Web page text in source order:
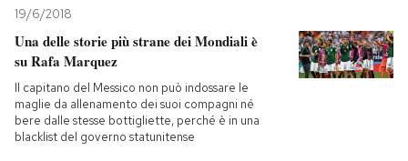
19/6/2018
Una delle storie più strane dei Mondiali è
su Rafa Marquez
Il capitano del Messico non può indossare le
maglie da allenamento dei suoi compagni né
bere dalle stesse bottigliette, perché è in una
blacklist del governo statunitense